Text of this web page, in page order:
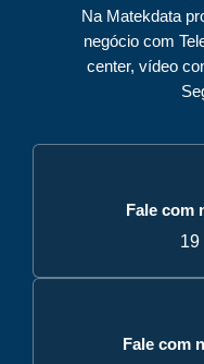
Na Matekdata
negócio com
center, vídeo
Fale com
19
Fale com